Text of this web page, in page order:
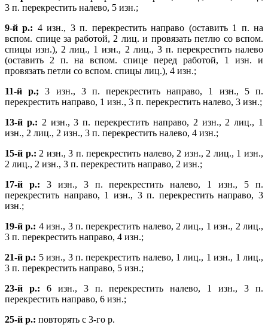
3 п. перекрестить налево, 5 изн.;
9-й р.: 4 изн., 3 п. перекрестить направо (оставить 1 п. на
вспом. спице за работой, 2 лиц. и провязать петлю со вспом.
спицы изн.), 2 лиц., 1 изн., 2 лиц., 3 п. перекрестить налево
(оставить 2 п. на вспом. спице перед работой, 1 изн. и
провязать петли со вспом. спицы лиц.), 4 изн.;
11-й р.; 3 изн., 3 п. перекрестить направо, 1 изн., 5 п.
перекрестить направо, 1 изн., 3 п. перекрестить налево, 3 изн.;
13-й р.: 2 изн., 3 п. перекрестить направо, 2 изн., 2 лиц., 1
изн., 2 лиц., 2 изн., 3 п. перекрестить налево, 4 изн.;
15-й р.: 2 изн., 3 п. перекрестить налево, 2 изн., 2 лиц., 1 изн.,
2 лиц., 2 изн., 3 п. перекрестить направо, 2 изн.;
17-й р.: 3 изн., 3 п. перекрестить налево, 1 изн., 5 п.
перекрестить направо, 1 изн., 3 п. перекрестить направо, 3
изн.;
19-й р.: 4 изн., 3 п. перекрестить налево, 2 лиц., 1 изн., 2 лиц.,
3 п. перекрестить направо, 4 изн.;
21-й р.: 5 изн., 3 п. перекрестить налево, 1 лиц., 1 изн., 1 лиц.,
3 п. перекрестить направо, 5 изн.;
23-й р.: 6 изн., 3 п. перекрестить налево, 1 изн., 3 п.
перекрестить направо, 6 изн.;
25-й р.: повторять с 3-го р.